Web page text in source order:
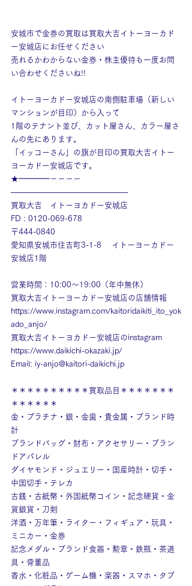
安城市で金券の買取は買取大吉イトーヨーカド
ー安城店にお任せください
売れるかわからない金券・株主優待も一度お問
い合わせくださいね!!
イトーヨーカドー安城店の南側駐車場（新しい
マンションが目印）から入って
1階のテナント並び、カット屋さん、カラー屋さ
んの先にあります。
「イッコーさん」の旗が目印の買取大吉イトー
ヨーカドー安城店です。
★━━━━－－－－
———————————————
買取大吉　イトーヨカドー安城店
FD : 0120-069-678
〒444-0840
愛知県安城市住吉町3-1-8　 イトーヨーカドー
安城店1階
営業時間：10:00～19:00（年中無休）
買取大吉イトーヨーカドー安城店の店舗情報
https://www.instagram.com/kaitoridaikiti_ito_yok
ado_anjo/
買取大吉イトーヨカドー安城店のinstagram
https://www.daikichi-okazaki.jp/
Email: iy-anjo@kaitori-daikichi.jp
＊＊＊＊＊＊＊＊＊＊買取品目＊＊＊＊＊＊＊
＊＊＊＊＊＊
金・プラチナ・銀・金歯・貴金属・ブランド時
計
ブランドバッグ・財布・アクセサリー・ブラン
ドアパレル
ダイヤモンド・ジュエリー・国産時計・切手・
中国切手・テレカ
古銭・古紙幣・外国紙幣コイン・記念硬貨・金
貨銀貨・刀剣
洋酒・万年筆・ライター・フィギュア・玩具・
ミニカー・金券
記念メダル・ブランド食器・勲章・鉄瓶・茶道
具・骨董品
香水・化粧品・ゲーム機・楽器・スマホ・タブ